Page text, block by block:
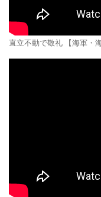
直立不動で敬礼 【海軍・